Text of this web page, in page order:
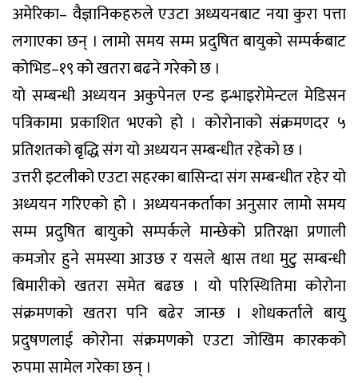
अमेरिका– वैज्ञानिकहरुले एउटा अध्ययनबाट नया कुरा पत्ता
लगाएका छन् । लामो समय सम्म प्रदुषित बायुको सम्पर्कबाट
कोभिड–१९ को खतरा बढने गरेको छ ।
यो सम्बन्धी अध्ययन अकुपेनल एन्ड इन्भाइरोमेन्टल मेडिसन
पत्रिकामा प्रकाशित भएको हो । कोरोनाको संक्रमणदर ५
प्रतिशतको बृद्धि संग यो अध्ययन सम्बन्धीत रहेको छ ।
उत्तरी इटलीको एउटा सहरका बासिन्दा संग सम्बन्धीत रहेर यो
अध्ययन गरिएको हो । अध्ययनकर्ताका अनुसार लामो समय
सम्म प्रदुषित बायुको सम्पर्कले मान्छेको प्रतिरक्षा प्रणाली
कमजोर हुने समस्या आउछ र यसले श्वास तथा मुटु सम्बन्धी
बिमारीको खतरा समेत बढछ । यो परिस्थितिमा कोरोना
संक्रमणको खतरा पनि बढेर जान्छ । शोधकर्ताले बायु
प्रदुषणलाई कोरोना संक्रमणको एउटा जोखिम कारकको
रुपमा सामेल गरेका छन् ।